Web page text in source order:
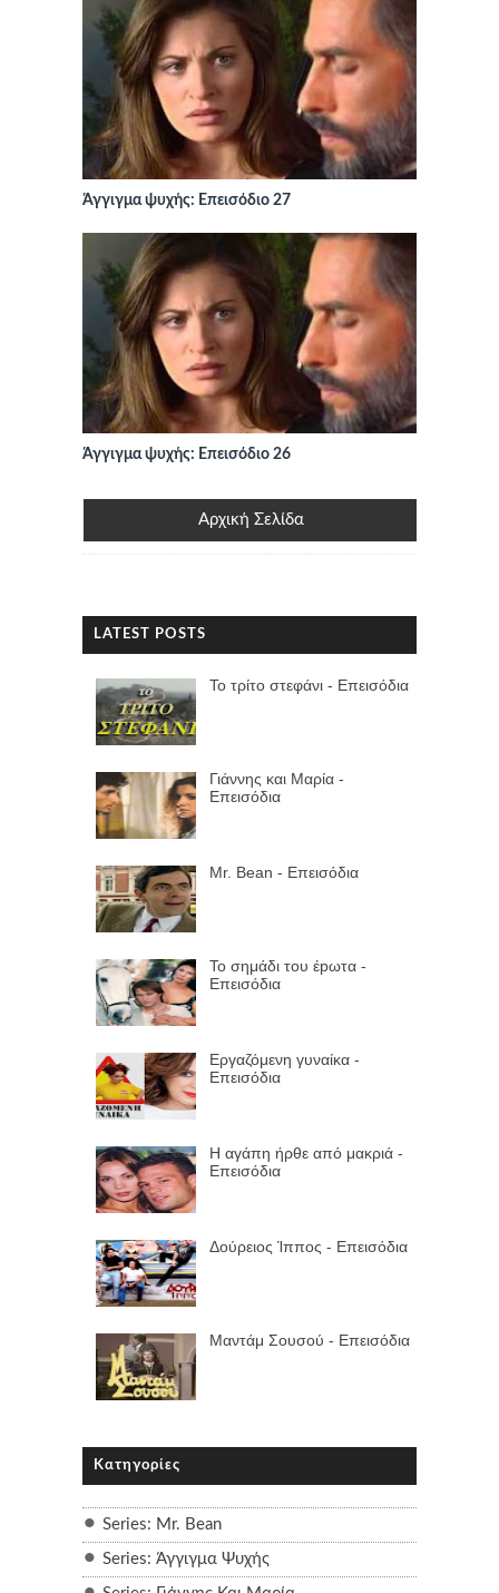
Άγγιγμα ψυχής: Επεισόδιο 27
Άγγιγμα ψυχής: Επεισόδιο 26
Αρχική Σελίδα
LATEST POSTS
Το τρίτο στεφάνι - Επεισόδια
Γιάννης και Μαρία -
Επεισόδια
Mr. Bean - Επεισόδια
Το σημάδι του έpωτα -
Επεισόδια
Εργαζόμενη γυναίκα -
Επεισόδια
Η αγάπη ήρθε από μακριά -
Επεισόδια
Δούρειος Ίππος - Επεισόδια
Μαντάμ Σουσού - Επεισόδια
Κατηγορίες
Series: Mr. Bean
Series: Άγγιγμα Ψυχής